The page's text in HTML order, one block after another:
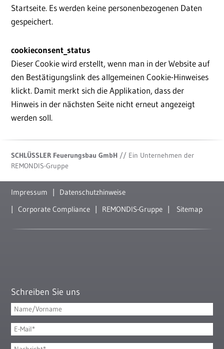
Startseite. Es werden keine personenbezogenen Daten
gespeichert.
cookieconsent_status
Dieser Cookie wird erstellt, wenn man in der Website auf
den Bestätigungslink des allgemeinen Cookie-Hinweises
klickt. Damit merkt sich die Applikation, dass der
Hinweis in der nächsten Seite nicht erneut angezeigt
werden soll.
SCHLÜSSLER Feuerungsbau GmbH // Ein Unternehmen der
REMONDIS-Gruppe
Impressum
Datenschutzhinweise
Corporate Compliance
REMONDIS-Gruppe Sitemap
Schreiben Sie uns